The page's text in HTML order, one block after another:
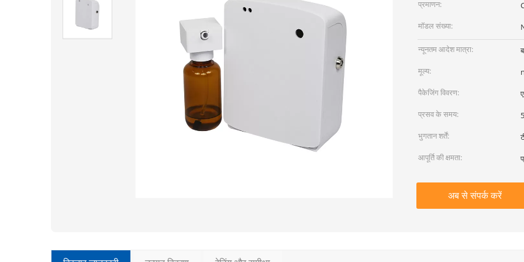
प्रमाणन:
मॉडल संख्या:
न्यूनतम आदेश मात्रा:
मूल्य:
पैकेजिंग विवरण:
प्रसव के समय:
भुगतान शर्तें:
आपूर्ति की क्षमता:
अब से संपर्क करें